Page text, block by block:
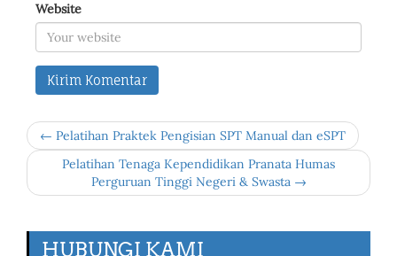
Website
← Pelatihan Praktek Pengisian SPT Manual dan eSPT
Pelatihan Tenaga Kependidikan Pranata Humas
Perguruan Tinggi Negeri & Swasta →
HUBUNGI KAMI